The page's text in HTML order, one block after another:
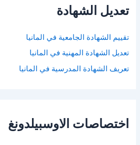
تعديل الشهادة
تقييم الشهادة الجامعية في المانيا
تعديل الشهادة المهنية في المانيا
تعريف الشهادة المدرسية في المانيا
اختصاصات الاوسبيلدونغ